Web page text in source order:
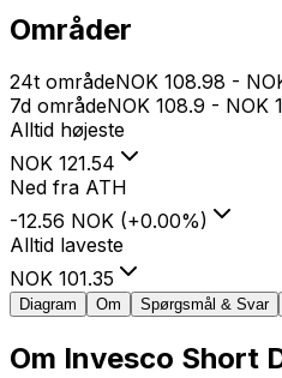
Områder
24t områdeNOK 108.98 -
7d områdeNOK 108.9 - NOK
Alltid højeste
NOK 121.54
Ned fra ATH
-12.56 NOK (+0.00%)
Alltid laveste
NOK 101.35
Diagram Om Spørgsmål & Svar
Om Invesco Short